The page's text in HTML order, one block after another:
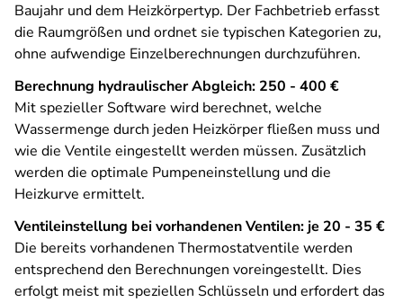
Baujahr und dem Heizkörpertyp. Der Fachbetrieb erfasst
die Raumgrößen und ordnet sie typischen Kategorien zu,
ohne aufwendige Einzelberechnungen durchzuführen.
Berechnung hydraulischer Abgleich: 250 - 400 €
Mit spezieller Software wird berechnet, welche
Wassermenge durch jeden Heizkörper fließen muss und
wie die Ventile eingestellt werden müssen. Zusätzlich
werden die optimale Pumpeneinstellung und die
Heizkurve ermittelt.
Ventileinstellung bei vorhandenen Ventilen: je 20 - 35 €
Die bereits vorhandenen Thermostatventile werden
entsprechend den Berechnungen voreingestellt. Dies
erfolgt meist mit speziellen Schlüsseln und erfordert das